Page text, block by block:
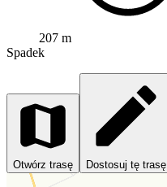
207 m
Spadek
Otwórz trasę Dostosuj tę trasę